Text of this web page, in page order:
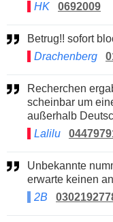
HK
0692009
Betrug!! sofort
Drachenberg
Recherchen ergaben daß es von Vodafone Großbritanien
scheinbar um
außerhalb
Lalilu
Unbekannte nummer rufte zum zweiten mal an. ich
erwarte keinen
2B